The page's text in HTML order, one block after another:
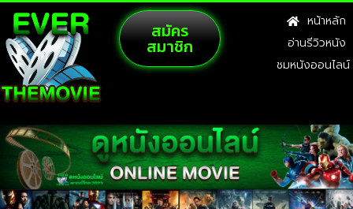
สมัคร
สมาชิก
หน้าหลัก
อ่านรีวิวหนัง
ชมหนังออนไลน์